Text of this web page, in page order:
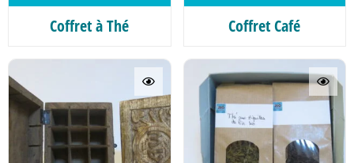
Coffret à Thé Coffret Café